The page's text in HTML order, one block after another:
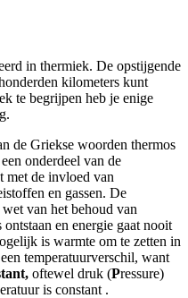
in thermiek. De opstijgende
kilometers kunt
te begrijpen heb je enige
de Griekse woorden thermos
onderdeel van de
met de invloed van
en gassen. De
van het behoud van
en energie gaat nooit
is warmte om te zetten in
temperatuurverschil, want
oftewel druk (Pressure)
is constant .